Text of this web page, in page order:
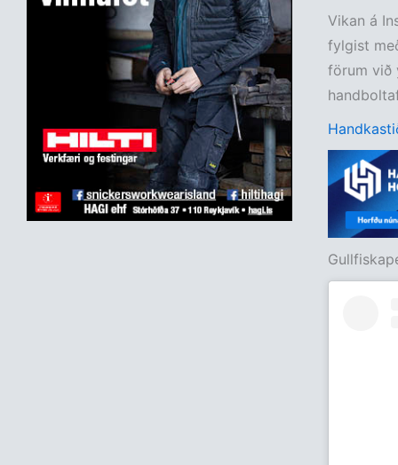
Vikan á
fylgist
förum við